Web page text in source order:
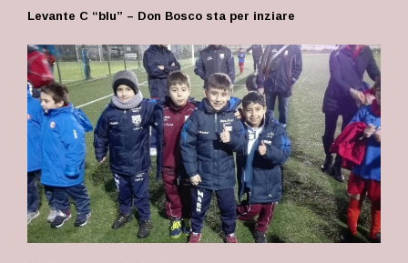
Levante C “blu” – Don Bosco sta per inziare